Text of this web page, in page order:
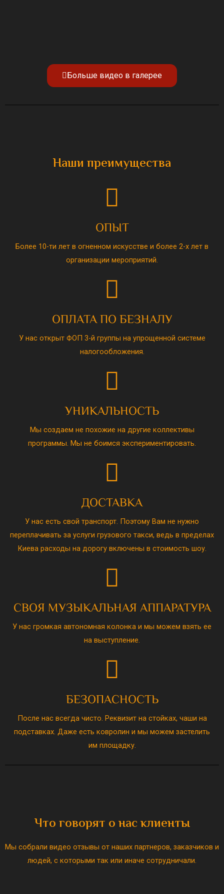
Больше видео в галерее
Наши преимущества
ОПЫТ
Более 10-ти лет в огненном искусстве и более 2-х лет в
организации мероприятий.
ОПЛАТА ПО БЕЗНАЛУ
У нас открыт ФОП 3-й группы на упрощенной системе
налогообложения.
УНИКАЛЬНОСТЬ
Мы создаем не похожие на другие коллективы
программы. Мы не боимся экспериментировать.
ДОСТАВКА
У нас есть свой транспорт. Поэтому Вам не нужно
переплачивать за услуги грузового такси, ведь в пределах
Киева расходы на дорогу включены в стоимость шоу.
СВОЯ МУЗЫКАЛЬНАЯ АППАРАТУРА
У нас громкая автономная колонка и мы можем взять ее
на выступление.
БЕЗОПАСНОСТЬ
После нас всегда чисто. Реквизит на стойках, чаши на
подставках. Даже есть ковролин и мы можем застелить
им площадку.
Что говорят о нас клиенты
Мы собрали видео отзывы от наших партнеров, заказчиков и
людей, с которыми так или иначе сотрудничали.